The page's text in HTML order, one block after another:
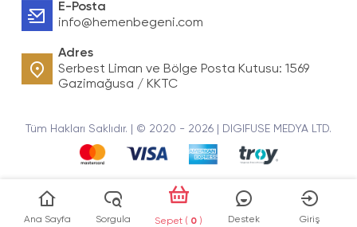
E-Posta
info@hemenbegeni.com
Adres
Serbest Liman ve Bölge Posta Kutusu: 1569
Gazimağusa / KKTC
Tüm Hakları Saklıdır. | © 2020 - 2026 | DIGIFUSE MEDYA LTD.
Ana Sayfa Sorgula Sepet ( 0 ) Destek Giriş